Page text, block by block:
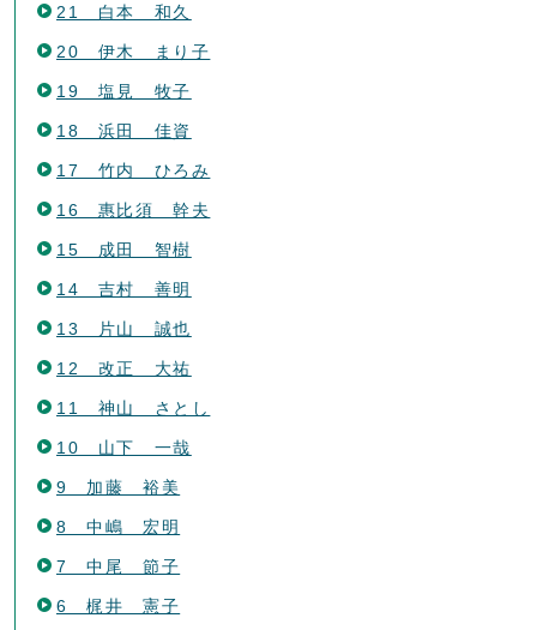
21 白本 和久
20 伊木 まり子
19 塩見 牧子
18 浜田 佳資
17 竹内 ひろみ
16 惠比須 幹夫
15 成田 智樹
14 吉村 善明
13 片山 誠也
12 改正 大祐
11 神山 さとし
10 山下 一哉
9 加藤 裕美
8 中嶋 宏明
7 中尾 節子
6 梶井 憲子